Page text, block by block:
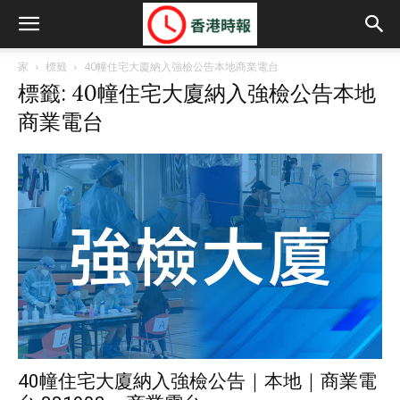
家 標籤 40幢住宅大廈納入強檢公告本地商業電台
標籤: 40幢住宅大廈納入強檢公告本地
商業電台
40幢住宅大廈納入強檢公告｜本地｜商業電